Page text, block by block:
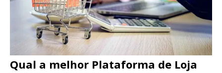
Qual a melhor Plataforma de Loja